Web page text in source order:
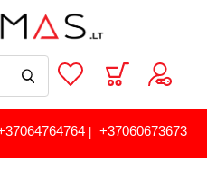
| +37060673673